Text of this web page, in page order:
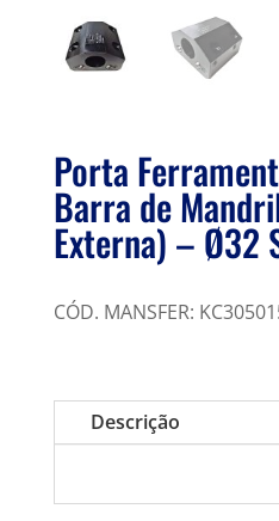
Porta
Barra de
Externa) – Ø32
CÓD. MANSFER:
Descrição